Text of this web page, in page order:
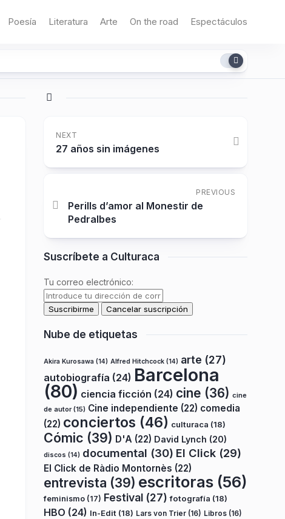
Poesía Literatura Arte On the road Espectáculos
NEXT
27 años sin imágenes
PREVIOUS
Perills d’amor al Monestir de
Pedralbes
Suscríbete a Culturaca
Tu correo electrónico:
Nube de etiquetas
Akira Kurosawa (14) Alfred Hitchcock (14) arte (27)
autobiografía (24) Barcelona
(80) ciencia ficción (24) cine (36) cine
de autor(15) Cine independiente (22) comedia
(22) conciertos (46) culturaca (18)
Cómic (39) D'A (22) David Lynch (20)
discos (14) documental (30) El Click (29)
El Click de Ràdio Montornès (22)
entrevista (39) escritoras (56)
feminismo (17) Festival (27) fotografía (18)
HBO (24) In-Edit (18) Lars von Trier (16) Libros (16)